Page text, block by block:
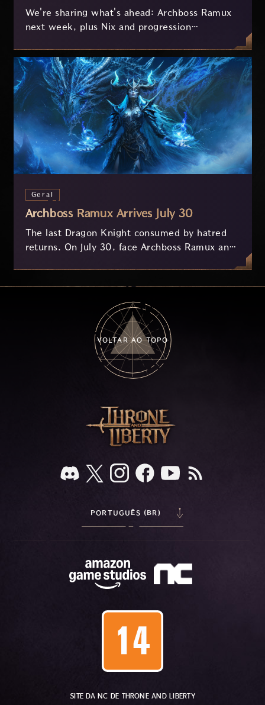
We're sharing what's ahead: Archboss Ramux
next week, plus Nix and progression
on your feedback.
Geral
Archboss Ramux Arrives July 30
The last Dragon Knight consumed by hatred
returns. On July 30, face Archboss Ramux and
key combat mechanics, the Ballista, and the
new Archboss equipment that awaits.
VOLTAR AO TOPO
PORTUGUÊS (BR)
SITE DA NC DE THRONE AND LIBERTY